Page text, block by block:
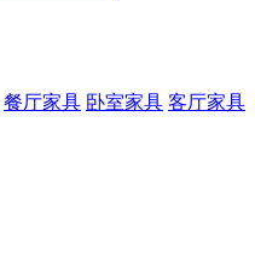
餐厅家具 卧室家具 客厅家具